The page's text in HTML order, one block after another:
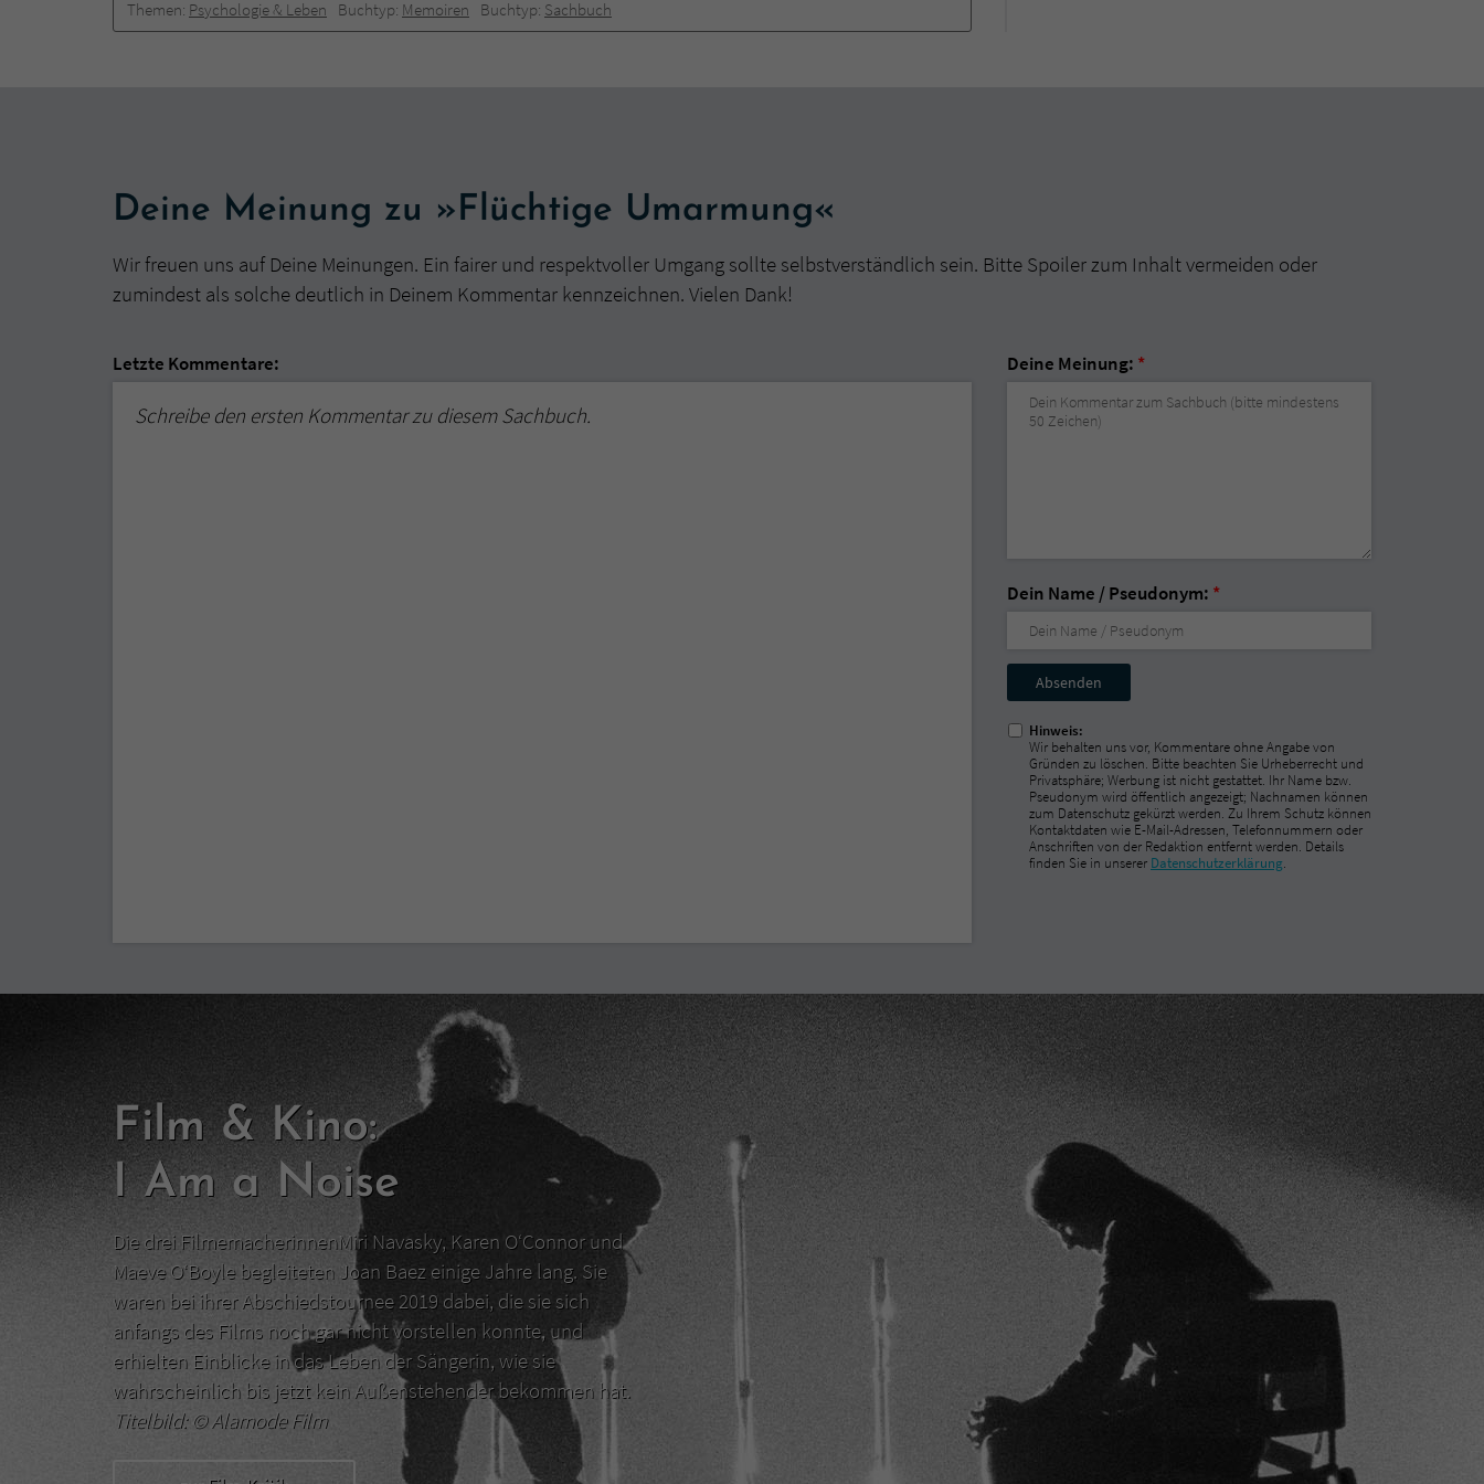
Themen: Psychologie & Leben Buchtyp: Memoiren Buchtyp: Sachbuch
Deine Meinung zu »Flüchtige Umarmung«
Wir freuen uns auf Deine Meinungen. Ein fairer und respektvoller Umgang sollte selbstverständlich sein. Bitte Spoiler zum Inhalt vermeiden oder
zumindest als solche deutlich in Deinem Kommentar kennzeichnen. Vielen Dank!
Letzte Kommentare:
Schreibe den ersten Kommentar zu diesem Sachbuch.
Deine Meinung: *
Dein Name / Pseudonym: *
Nicht
ausfüllen!
Hinweis:
Wir behalten uns vor, Kommentare ohne Angabe von
Gründen zu löschen. Bitte beachten Sie Urheberrecht und
Privatsphäre; Werbung ist nicht gestattet. Ihr Name bzw.
Pseudonym wird öffentlich angezeigt; Nachnamen können
zum Datenschutz gekürzt werden. Zu Ihrem Schutz können
Kontaktdaten wie E-Mail-Adressen, Telefonnummern oder
Anschriften von der Redaktion entfernt werden. Details
finden Sie in unserer Datenschutzerklärung.
Film & Kino:
I Am a Noise
Die drei FilmemacherinnenMiri Navasky, Karen O‘Connor und
Maeve O‘Boyle begleiteten Joan Baez einige Jahre lang. Sie
waren bei ihrer Abschiedstournee 2019 dabei, die sie sich
anfangs des Films noch gar nicht vorstellen konnte, und
erhielten Einblicke in das Leben der Sängerin, wie sie
wahrscheinlich bis jetzt kein Außenstehender bekommen hat.
Titelbild: ©Alamode Film